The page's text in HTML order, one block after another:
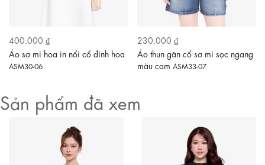
400.000 ₫
Áo sơ mi hoa in nổi cổ đính hoa
ASM30-06
230.000 ₫
Áo thun gân cổ sơ mi sọc ngang
màu cam ASM33-07
Sản phẩm đã xem